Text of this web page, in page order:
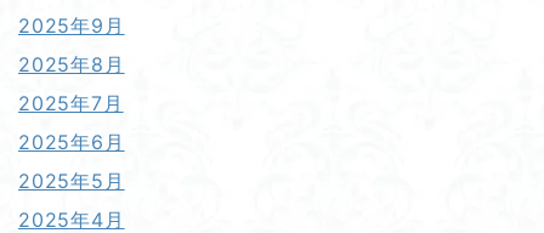
2025年9月
2025年8月
2025年7月
2025年6月
2025年5月
2025年4月